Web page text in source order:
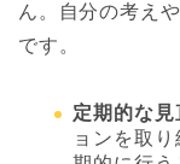
ん。自分の考え
です。
定期的な
ョンを取